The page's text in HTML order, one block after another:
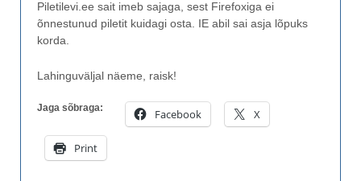
Piletilevi.ee sait imeb sajaga, sest Firefoxiga ei
õnnestunud piletit kuidagi osta. IE abil sai asja lõpuks
korda.
Lahinguväljal näeme, raisk!
Jaga sõbraga: Facebook X
Print